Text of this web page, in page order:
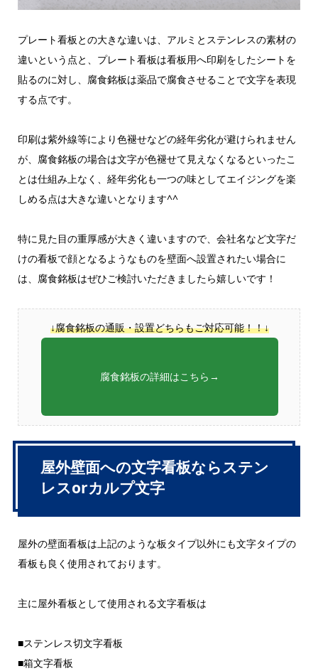
プレート看板との大きな違いは、アルミとステンレスの素材の
違いという点と、プレート看板は看板用へ印刷をしたシートを
貼るのに対し、腐食銘板は薬品で腐食させることで文字を表現
する点です。
印刷は紫外線等により色褪せなどの経年劣化が避けられません
が、腐食銘板の場合は文字が色褪せて見えなくなるといったこ
とは仕組み上なく、経年劣化も一つの味としてエイジングを楽
しめる点は大きな違いとなります^^
特に見た目の重厚感が大きく違いますので、会社名など文字だ
けの看板で顔となるようなものを壁面へ設置されたい場合に
は、腐食銘板はぜひご検討いただきましたら嬉しいです！
↓腐食銘板の通販・設置どちらもご対応可能！！↓
腐食銘板の詳細はこちら→
屋外壁面への文字看板ならステン
レスorカルプ文字
屋外の壁面看板は上記のような板タイプ以外にも文字タイプの
看板も良く使用されております。
主に屋外看板として使用される文字看板は
■ステンレス切文字看板
■箱文字看板